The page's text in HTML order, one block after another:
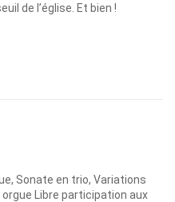
de l’église. Et bien !
Sonate en trio, Variations
Libre participation aux